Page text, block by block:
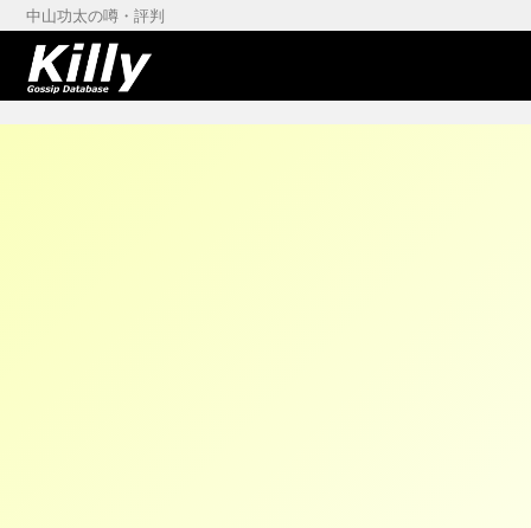
中山功太の噂・評判